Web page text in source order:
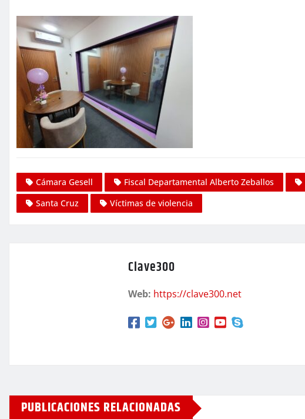
Cámara Gesell Fiscal Departamental Alberto Zeballos
Santa Cruz
Víctimas de violencia
Clave300
Web: https://clave300.net
PUBLICACIONES RELACIONADAS